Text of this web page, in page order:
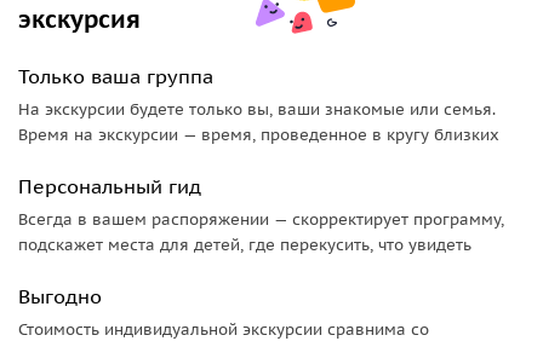
экскурсия
Только ваша группа
На экскурсии будете только вы, ваши знакомые или семья.
Время на экскурсии — время, проведенное в кругу близких
Персональный гид
Всегда в вашем распоряжении — скорректирует программу,
подскажет места для детей, где перекусить, что увидеть
Выгодно
Стоимость индивидуальной экскурсии сравнима со